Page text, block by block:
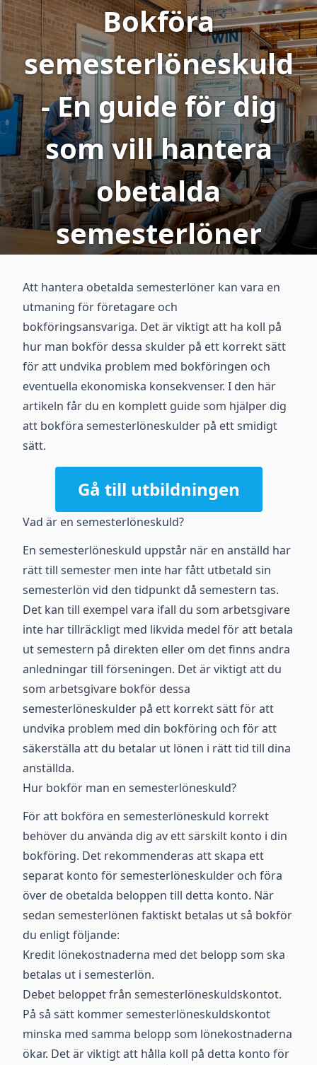
Bokföra
semesterlöneskuld
- En guide för dig
som vill hantera
obetalda
semesterlöner
Att hantera obetalda semesterlöner kan vara en
utmaning för företagare och
bokföringsansvariga. Det är viktigt att ha koll på
hur man bokför dessa skulder på ett korrekt sätt
för att undvika problem med bokföringen och
eventuella ekonomiska konsekvenser. I den här
artikeln får du en komplett guide som hjälper dig
att bokföra semesterlöneskulder på ett smidigt
sätt.
Gå till utbildningen
Vad är en semesterlöneskuld?
En semesterlöneskuld uppstår när en anställd har
rätt till semester men inte har fått utbetald sin
semesterlön vid den tidpunkt då semestern tas.
Det kan till exempel vara ifall du som arbetsgivare
inte har tillräckligt med likvida medel för att betala
ut semestern på direkten eller om det finns andra
anledningar till förseningen. Det är viktigt att du
som arbetsgivare bokför dessa
semesterlöneskulder på ett korrekt sätt för att
undvika problem med din bokföring och för att
säkerställa att du betalar ut lönen i rätt tid till dina
anställda.
Hur bokför man en semesterlöneskuld?
För att bokföra en semesterlöneskuld korrekt
behöver du använda dig av ett särskilt konto i din
bokföring. Det rekommenderas att skapa ett
separat konto för semesterlöneskulder och föra
över de obetalda beloppen till detta konto. När
sedan semesterlönen faktiskt betalas ut så bokför
du enligt följande:
Kredit lönekostnaderna med det belopp som ska
betalas ut i semesterlön.
Debet beloppet från semesterlöneskuldskontot.
På så sätt kommer semesterlöneskuldskontot
minska med samma belopp som lönekostnaderna
ökar. Det är viktigt att hålla koll på detta konto för